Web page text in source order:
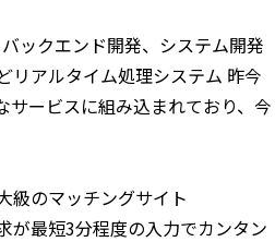
ックエンド開発、システム開発
リアルタイム処理システム 昨今
サービスに組み込まれており、今
級のマッチングサイト
が最短3分程度の入力でカンタン